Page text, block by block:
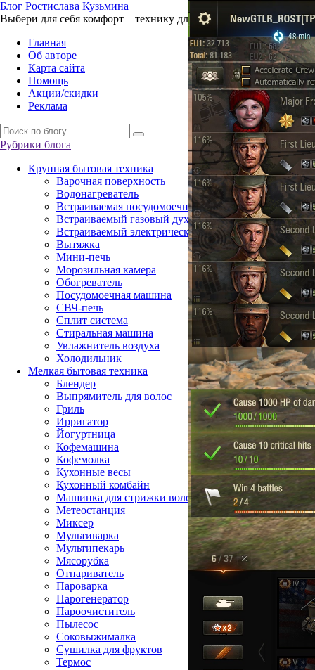
Блог Ростислава Кузьмина
Выбери для себя комфорт – технику для жизни
Главная
Об авторе
Карта сайта
Помощь
Акции/скидки
Реклама
Рубрики блога
Крупная бытовая техника
Варочная поверхность
Водонагреватель
Встраиваемая посудомоечная машина
Встраиваемый газовый духовой шкаф
Встраиваемый электрический духовой шкаф
Вытяжка
Мини-печь
Морозильная камера
Обогреватель
Посудомоечная машина
СВЧ-печь
Сплит система
Стиральная машина
Увлажнитель воздуха
Холодильник
Мелкая бытовая техника
Блендер
Выпрямитель для волос
Гриль
Ирригатор
Йогуртница
Кофемашина
Кофемолка
Кухонные весы
Кухонный комбайн
Машинка для стрижки волос
Метеостанция
Миксер
Мультиварка
Мультипекарь
Мясорубка
Отпариватель
Пароварка
Парогенератор
Пароочиститель
Пылесос
Соковыжималка
Сушилка для фруктов
Термос